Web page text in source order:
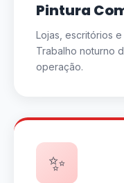
Pintura
Lojas, escritórios
Trabalho noturno
operação.
✨